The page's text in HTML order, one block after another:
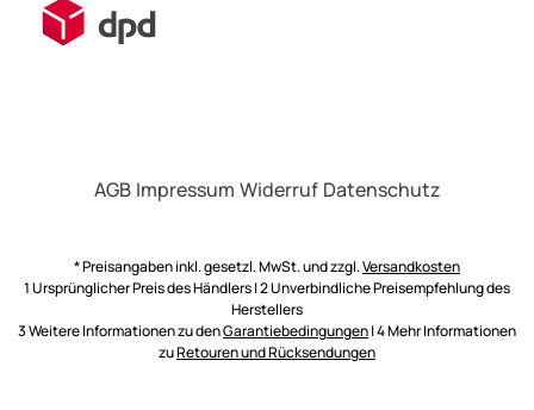
AGB Impressum Widerruf Datenschutz
* Preisangaben inkl. gesetzl. MwSt. und zzgl.Versandkosten
1 Ursprünglicher Preis des Händlers | 2 Unverbindliche Preisempfehlung des
Herstellers
3 Weitere Informationen zu denGarantiebedingungen| 4 Mehr Informationen
zuRetouren und Rücksendungen